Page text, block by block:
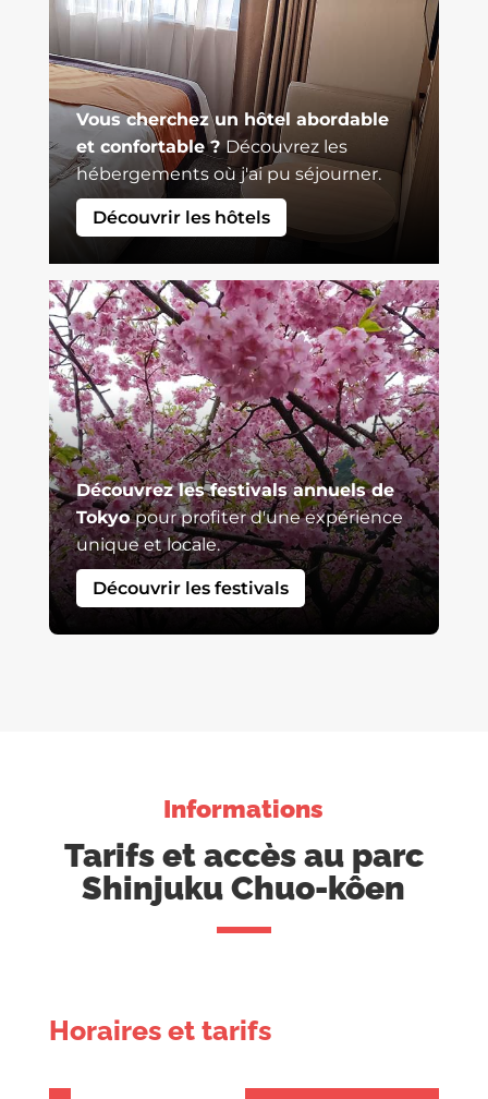
Vous cherchez un hôtel abordable
et confortable ?Découvrez les
hébergements où j'ai pu séjourner.
Découvrir les hôtels
Découvrez les festivals annuels de
Tokyopour profiter d'une expérience
unique et locale.
Découvrir les festivals
Informations
Tarifs et accès au parc
Shinjuku Chuo-kôen
Horaires et tarifs